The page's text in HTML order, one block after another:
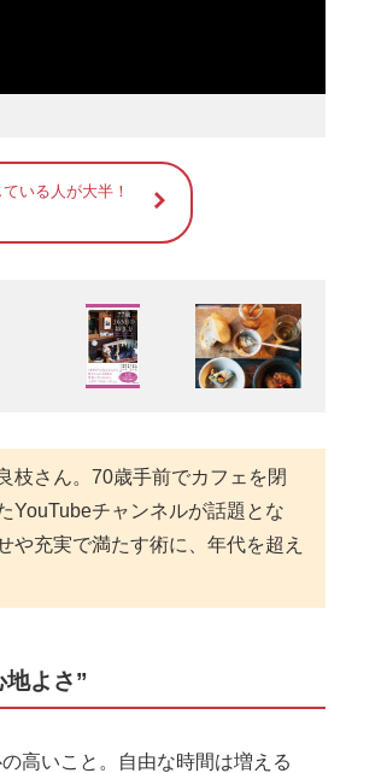
いる人が大半！
さん。70歳手前でカフェを閉
YouTubeチャンネルが話題とな
や充実で満たす術に、年代を超え
よさ”
高いこと。自由な時間は増える